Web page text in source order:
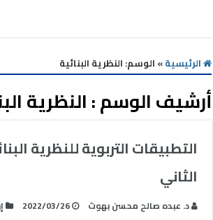
الرئيسية» الوسم: النظرية البنائية
أرشيف الوسم :النظرية
التطبيقات التربوية للنظرية
الثاني
د. عبده صالح محسن بهوث 2022/03/26